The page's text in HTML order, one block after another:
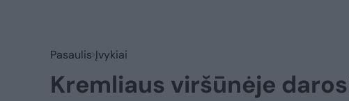
Pasaulis Įvykiai
Kremliaus viršūnėje